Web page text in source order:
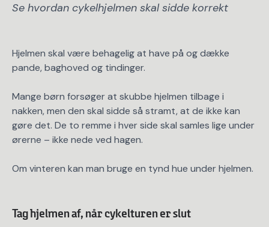
Se hvordan cykelhjelmen skal sidde korrekt
Hjelmen skal være behagelig at have på og dække
pande, baghoved og tindinger.
Mange børn forsøger at skubbe hjelmen tilbage i
nakken, men den skal sidde så stramt, at de ikke kan
gøre det. De to remme i hver side skal samles lige under
ørerne – ikke nede ved hagen.
Om vinteren kan man bruge en tynd hue under hjelmen.
Tag hjelmen af, når cykelturen er slut